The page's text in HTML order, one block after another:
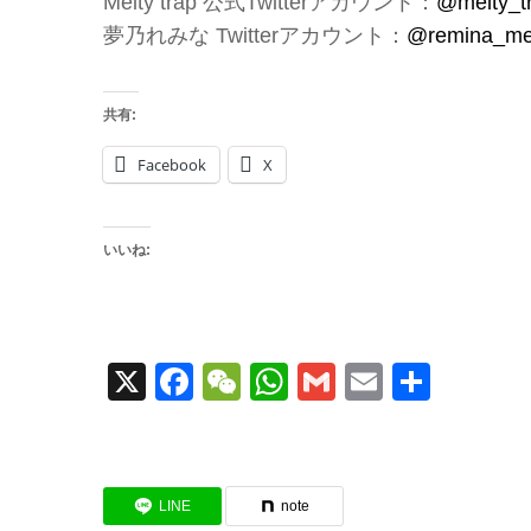
夢乃れみな Twitterアカウント：
共有:
Facebook X
いいね:
X Facebook
WeChat
WhatsApp
GmailEmail
LINE note